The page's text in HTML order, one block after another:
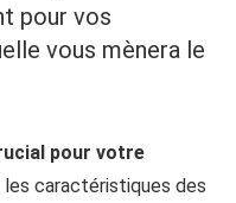
pour vos
vous mènera le
pour votre
les caractéristiques des